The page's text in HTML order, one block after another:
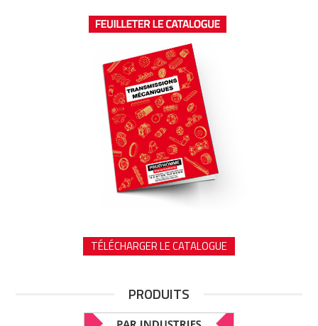
TÉLÉCHARGER LE CATALOGUE
PRODUITS